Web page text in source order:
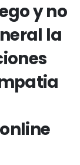
y no
la